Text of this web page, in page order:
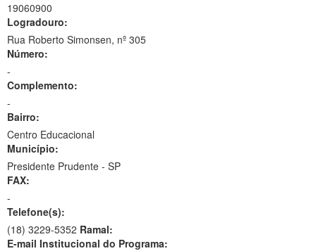
19060900
Logradouro:
Rua Roberto Simonsen, nº 305
Número:
-
Complemento:
-
Bairro:
Centro Educacional
Município:
Presidente Prudente - SP
FAX:
-
Telefone(s):
(18) 3229-5352 Ramal:
E-mail Institucional do Programa: